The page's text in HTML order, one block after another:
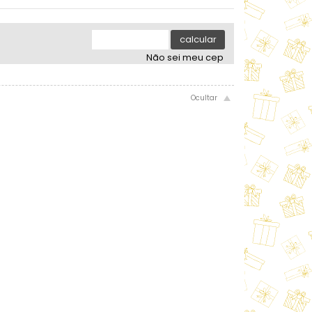
....
calcular
Não sei meu cep